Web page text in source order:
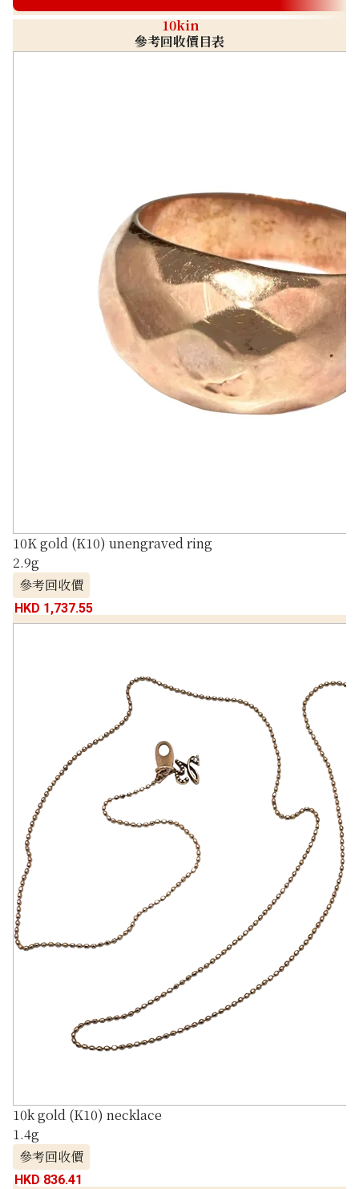
10kin
參考回收價目表
10K gold (K10) unengraved ring
2.9g
參考回收價
HKD 1,737.55
10k gold (K10) necklace
1.4g
參考回收價
HKD 836.41